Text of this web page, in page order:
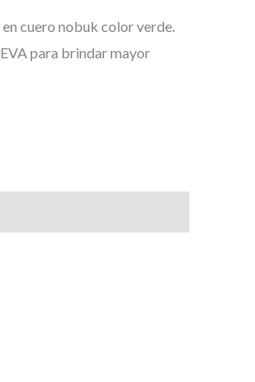
cuero nobuk color verde.
para brindar mayor